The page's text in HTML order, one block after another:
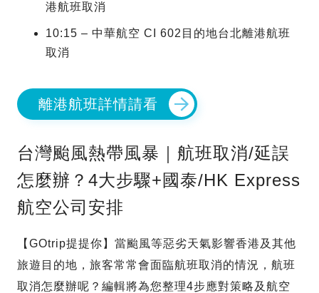
港航班取消
10:15 – 中華航空 CI 602目的地台北離港航班
取消
離港航班詳情請看
台灣颱風熱帶風暴｜航班取消/延誤
怎麼辦？4大步驟+國泰/HK Express
航空公司安排
【GOtrip提提你】當颱風等惡劣天氣影響香港及其他
旅遊目的地，旅客常常會面臨航班取消的情況，航班
取消怎麼辦呢？編輯將為您整理4步應對策略及航空